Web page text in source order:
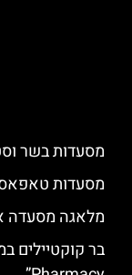
מסעדות בשר
מסעדות
מלאגה מסעדה